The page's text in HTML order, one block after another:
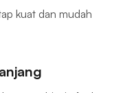
kuat dan mudah